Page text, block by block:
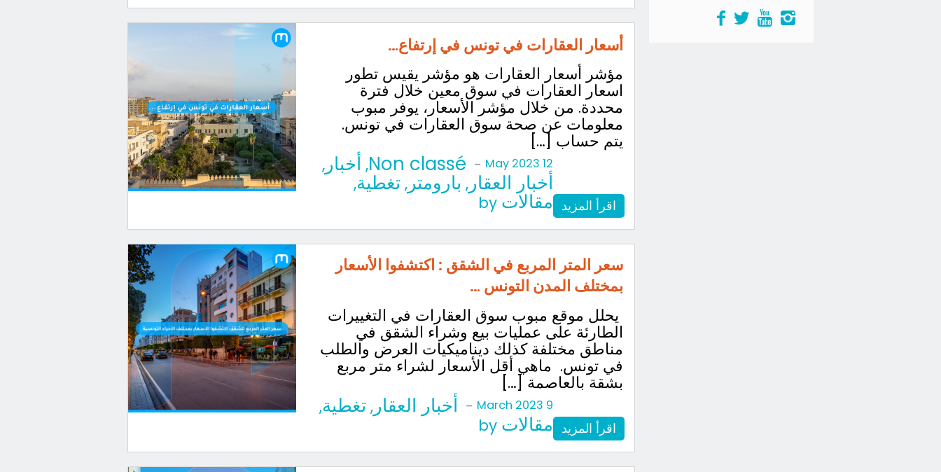
أسعار العقارات في تونس في إرتفاع…
مؤشر أسعار العقارات هو مؤشر يقيس تطور
اسعار العقارات في سوق معين خلال فترة
محددة. من خلال مؤشر الأسعار، يوفر مبوب
معلومات عن صحة سوق العقارات في تونس.
يتم حساب […]
اقرأ المزيد
12 May 2023
-
Non classé
, أخبار,
أخبار العقار, بارومتر,تغطية,
مقالات by
سعر المتر المربع في الشقق : اكتشفوا الأسعار
بمختلف المدن التونس …
يحلل موقع مبوب سوق العقارات في التغييرات
الطارئة على عمليات بيع وشراء الشقق في
مناطق مختلفة كذلك ديناميكيات العرض والطلب
في تونس. ماهي أقل الأسعار لشراء متر مربع
بشقة بالعاصمة […]
اقرأ المزيد
9 March 2023
- أخبار العقار,تغطية,
مقالات by